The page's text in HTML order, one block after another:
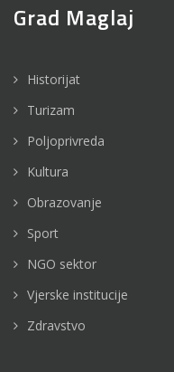
Grad Maglaj
Historijat
Turizam
Poljoprivreda
Kultura
Obrazovanje
Sport
NGO sektor
Vjerske institucije
Zdravstvo